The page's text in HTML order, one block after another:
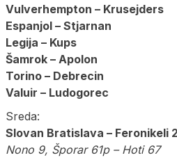
Vulverhempton – Krusejders
Espanjol – Stjarnan
Legija – Kups
Šamrok – Apolon
Torino – Debrecin
Valuir – Ludogorec
Sreda:
Slovan Bratislava – Feronikeli
Nono 9, Šporar 61p – Hoti 67